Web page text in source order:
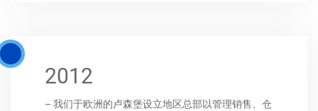
2012
– 我们于欧洲的卢森堡设立地区总部以管理销售、仓